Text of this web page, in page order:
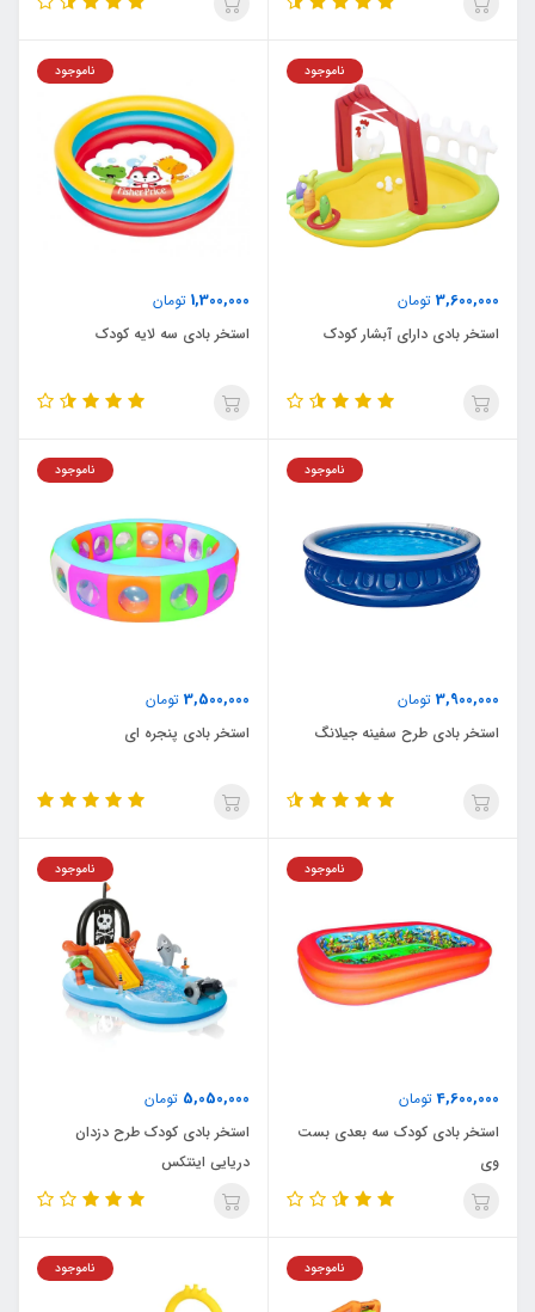
3,600,000 تومان
ناموجود
استخر بادی دارای آبشار کودک
1,300,000 تومان
ناموجود
استخر بادی سه لایه کودک
3,900,000 تومان
ناموجود
استخر بادی طرح سفینه جیلانگ
3,500,000 تومان
ناموجود
استخر بادی پنجره ای
4,600,000تومان
ناموجود
استخر بادی کودک سه بعدی بست
وی
5,050,000 تومان
ناموجود
استخر بادی کودک طرح دزدان
دریایی اینتکس
ناموجود ناموجود